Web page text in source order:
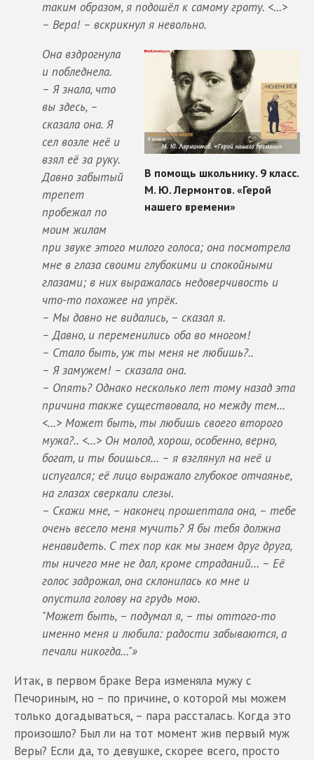
таким образом, я подошёл к самому гроту. <…>
– Вера! – вскрикнул я невольно.
Она вздрогнула
и побледнела.
– Я знала, что
вы здесь, –
сказала она. Я
сел возле неё и
взял её за руку.
Давно забытый
трепет
пробежал по
моим жилам
при звуке этого милого голоса; она посмотрела
мне в глаза своими глубокими и спокойными
глазами; в них выражалась недоверчивость и
что-то похожее на упрёк.
– Мы давно не видались, – сказал я.
– Давно, и переменились оба во многом!
– Стало быть, уж ты меня не любишь?..
– Я замужем! – сказала она.
– Опять? Однако несколько лет тому назад эта
причина также существовала, но между тем…
<…> Может быть, ты любишь своего второго
мужа?.. <…> Он молод, хорош, особенно, верно,
богат, и ты боишься… – я взглянул на неё и
испугался; её лицо выражало глубокое отчаянье,
на глазах сверкали слезы.
– Скажи мне, – наконец прошептала она, – тебе
очень весело меня мучить? Я бы тебя должна
ненавидеть. С тех пор как мы знаем друг друга,
ты ничего мне не дал, кроме страданий… – Её
голос задрожал, она склонилась ко мне и
опустила голову на грудь мою.
"Может быть, – подумал я, – ты оттого-то
именно меня и любила: радости забываются, а
печали никогда…"»
Итак, в первом браке Вера изменяла мужу с
Печориным, но – по причине, о которой мы можем
только догадываться, – пара рассталась. Когда это
произошло? Был ли на тот момент жив первый муж
Веры? Если да, то девушке, скорее всего, просто